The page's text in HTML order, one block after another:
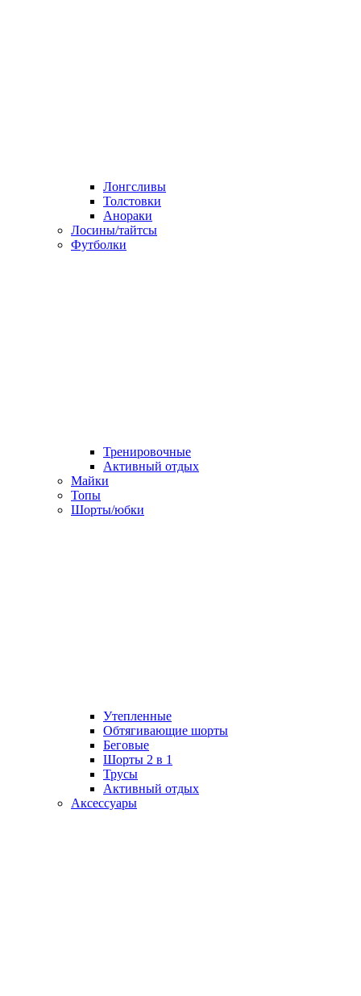
Лонгсливы
Толстовки
Анораки
Лосины/тайтсы
Футболки
Тренировочные
Активный отдых
Майки
Топы
Шорты/юбки
Утепленные
Обтягивающие шорты
Беговые
Шорты 2 в 1
Трусы
Активный отдых
Аксессуары